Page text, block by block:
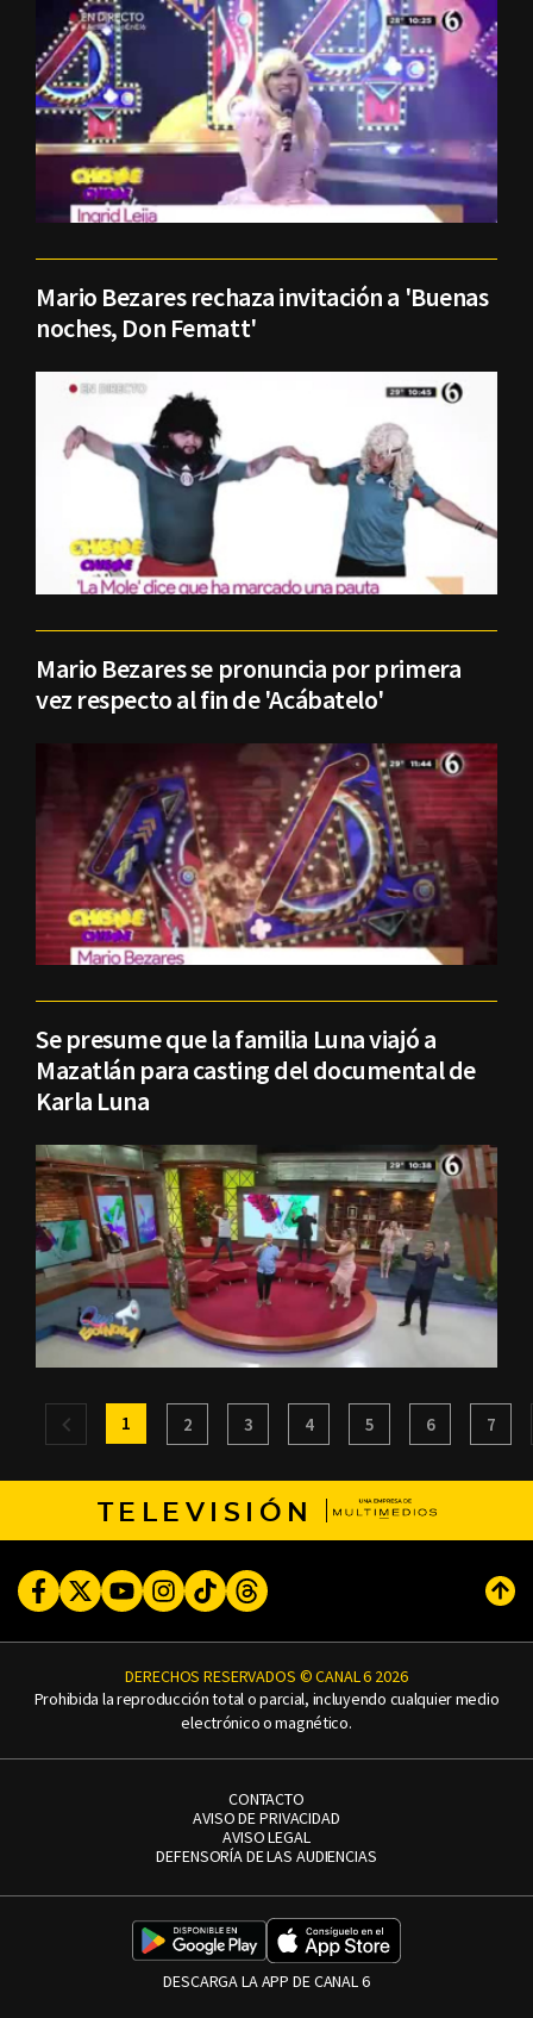
Mario Bezares rechaza invitación a 'Buenas
noches, Don Fematt'
Mario Bezares se pronuncia por primera
vez respecto al fin de 'Acábatelo'
Se presume que la familia Luna viajó a
Mazatlán para casting del documental de
Karla Luna
1 2 3 4 5 6 7
TELEVISIÓN
FacebookTwitterYoutubeInstagram
TikTokThreads
DERECHOS RESERVADOS © CANAL 6 2026
Prohibida la reproducción total o parcial, incluyendo cualquier medio
electrónico o magnético.
CONTACTO
AVISO DE PRIVACIDAD
AVISO LEGAL
DEFENSORÍA DE LAS AUDIENCIAS
DESCARGA LA APP DE CANAL 6